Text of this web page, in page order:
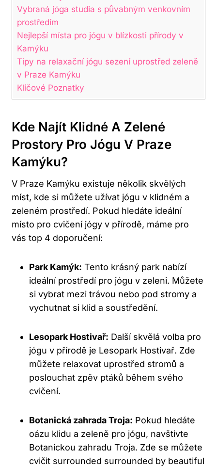
Vybraná jóga studia s půvabným venkovním
prostředím
Nejlepší místa pro jógu v blízkosti přírody v
Kamýku
Tipy na relaxační jógu sezení uprostřed zeleně
v Praze Kamýku
Klíčové Poznatky
Kde Najít Klidné A Zelené
Prostory Pro Jógu V Praze
Kamýku?
V Praze Kamýku existuje několik skvělých
míst, kde si můžete užívat jógu v klidném a
zeleném prostředí. Pokud hledáte ideální
místo pro cvičení jógy v přírodě, máme pro
vás top 4 doporučení:
Park Kamýk: Tento krásný park nabízí
ideální prostředí pro jógu v zeleni. Můžete
si vybrat mezi trávou nebo pod stromy a
vychutnat si klid a soustředění.
Lesopark Hostivař: Další skvělá volba pro
jógu v přírodě je Lesopark Hostivař. Zde
můžete relaxovat uprostřed stromů a
poslouchat zpěv ptáků během svého
cvičení.
Botanická zahrada Troja: Pokud hledáte
oázu klidu a zeleně pro jógu, navštivte
Botanickou zahradu Troja. Zde se můžete
cvičit surrounded surrounded by beautiful